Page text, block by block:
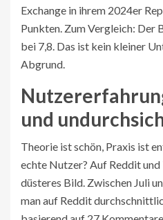
Exchange in ihrem 2024er
Punkten. Zum Vergleich: Der
bei 7,8. Das ist kein kleiner
Abgrund.
und
Theorie ist schön, Praxis ist
echte Nutzer? Auf Reddit
düsteres Bild. Zwischen Juli
man auf Reddit